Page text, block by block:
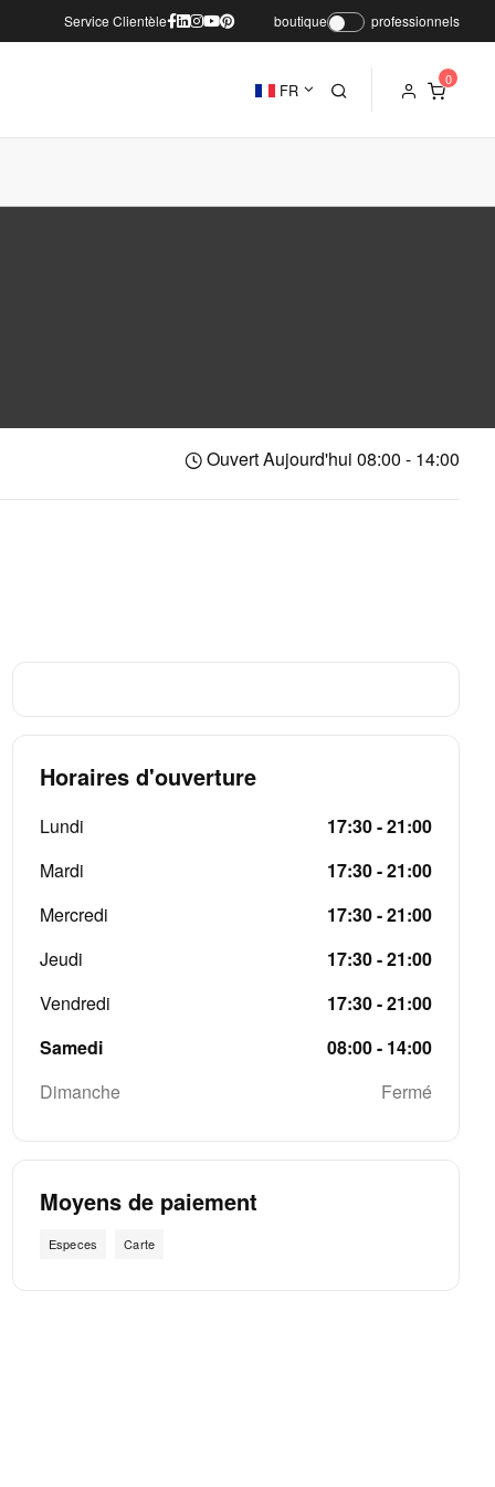
Service Clientèle boutique professionnels
FR
Ouvert Aujourd'hui 08:00 - 14:00
Horaires d'ouverture
Lundi
17:30 - 21:00
Mardi
17:30 - 21:00
Mercredi
17:30 - 21:00
Jeudi
17:30 - 21:00
Vendredi
17:30 - 21:00
Samedi
08:00 - 14:00
Dimanche
Fermé
Moyens de paiement
Especes Carte